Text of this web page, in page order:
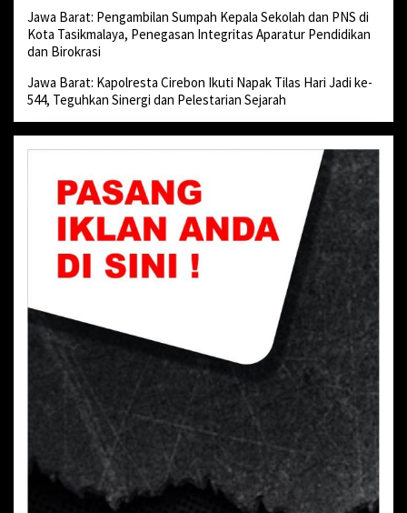
Jawa Barat: Pengambilan Sumpah Kepala Sekolah dan PNS di
Kota Tasikmalaya, Penegasan Integritas Aparatur Pendidikan
dan Birokrasi
Jawa Barat: Kapolresta Cirebon Ikuti Napak Tilas Hari Jadi ke-
544, Teguhkan Sinergi dan Pelestarian Sejarah